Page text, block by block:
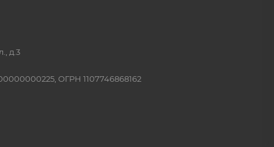
д.3
ОГРН 1107746868162